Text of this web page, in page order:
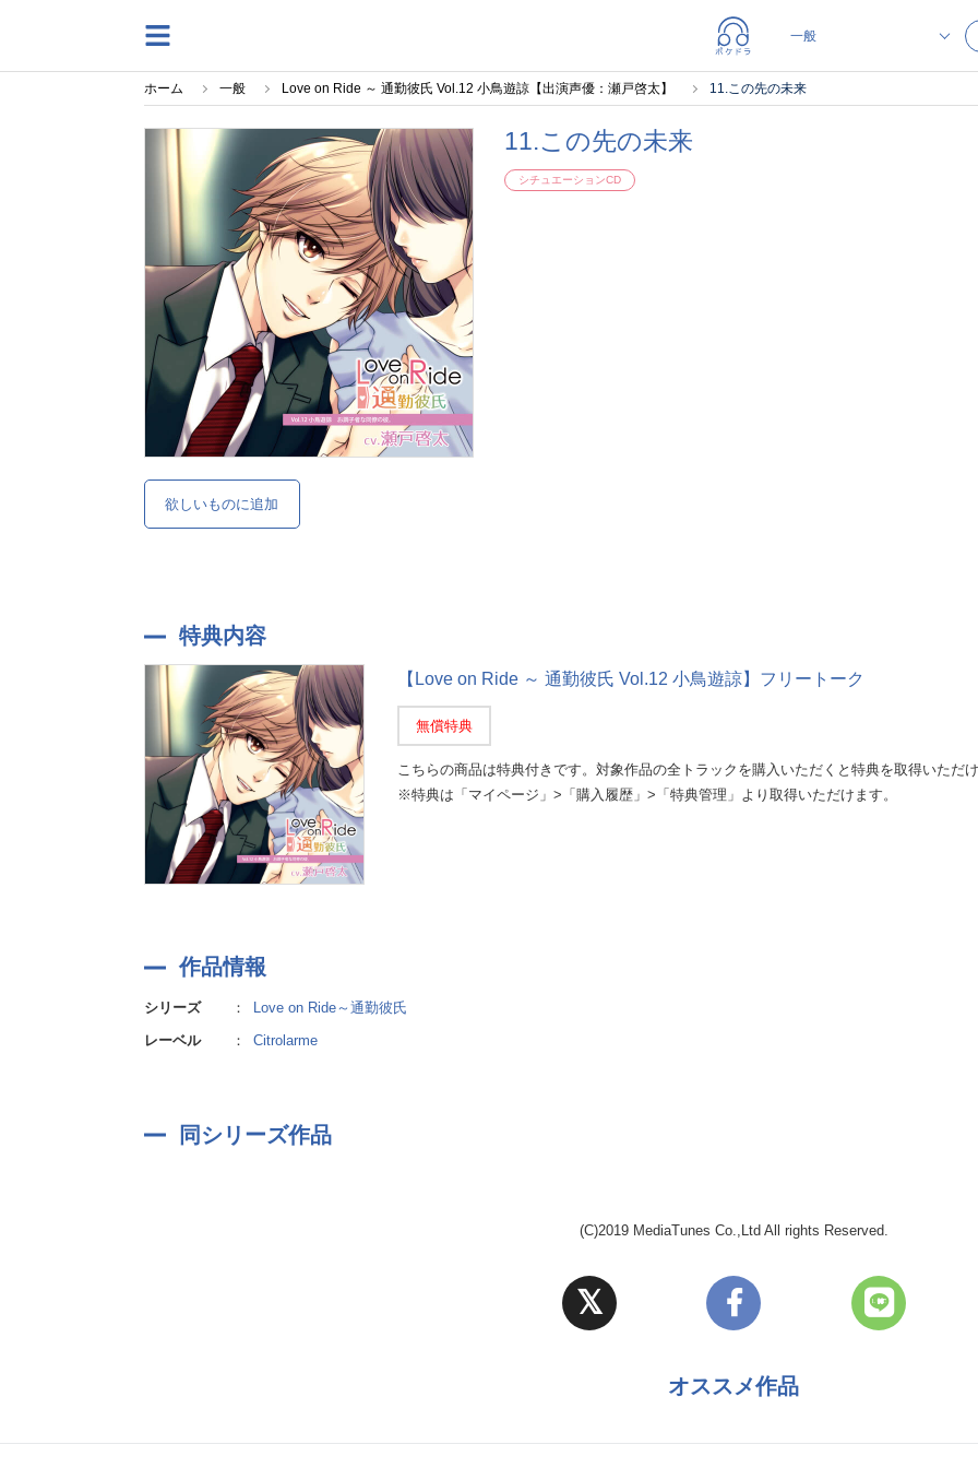
ホーム 一般 Love on Ride ～ 通勤彼氏 Vol.12 小鳥遊諒【出演声優：瀬戸啓太】 11.この先の未来
欲しいものに追加
11.この先の未来
シチュエーションCD
特典内容
【Love on Ride ～ 通勤彼氏 Vol.12 小鳥遊諒】フリートーク
無償特典
こちらの商品は特典付きです。対象作品の全トラックを購入いただくと特典を取得いただ
※特典は「マイページ」>「購入履歴」>「特典管理」より取得いただけます。
作品情報
シリーズ ：
Love on Ride～通勤彼氏
レーベル
： Citrolarme
同シリーズ作品
(C)2019 MediaTunes Co.,Ltd All rights Reserved.
オススメ作品